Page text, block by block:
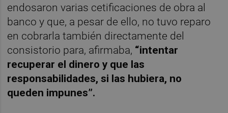
endosaron varias cetificaciones de obra al
banco y que, a pesar de ello, no tuvo reparo
en cobrarla también directamente del
consistorio para, afirmaba, “intentar
recuperar el dinero y que las
responsabilidades, si las hubiera, no
queden impunes”.